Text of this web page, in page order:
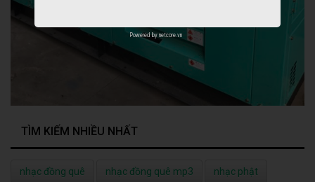
TÌM KIẾM NHIỀU NHẤT
nhạc đồng quê nhạc đồng quê mp3 nhạc phật
Powered by netcore.vn